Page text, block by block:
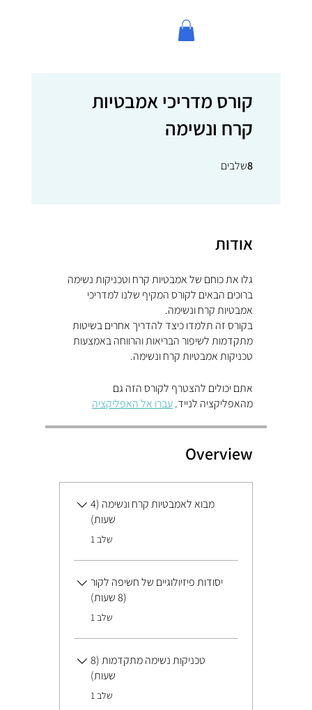
קורס מדריכי אמבטיות
קרח ונשימה
8שלבים
אודות
ברוכים הבאים לקורס המקיף שלנו למדריכי
בקורס זה תלמדו כיצד להדריך אחרים בשיטות
מתקדמות לשיפור הבריאות והרווחה באמצעות
טכניקות אמבטיות קרח ונשימה.
אתם יכולים להצטרף לקורס הזה גם
מהאפליקציה לנייד.עברו אל האפליקציה
Overview
מבוא לאמבטיות קרח ונשימה (4
שעות)
שלב 1
יסודות פיזיולוגיים של חשיפה לקור
(8 שעות)
שלב 1
טכניקות נשימה מתקדמות (8
שעות)
שלב 1